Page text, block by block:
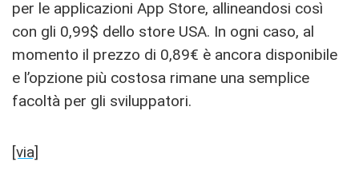
per le applicazioni App Store, allineandosi così
con gli 0,99$ dello store USA. In ogni caso, al
momento il prezzo di 0,89€ è ancora disponibile
e l’opzione più costosa rimane una semplice
facoltà per gli sviluppatori.
[via]